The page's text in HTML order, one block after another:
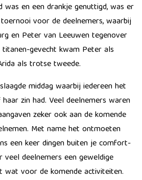
en een drankje genuttigd, was er
voor de deelnemers, waarbij
en Peter van Leeuwen tegenover
gevecht kwam Peter als
als trotse tweede.
middag waarbij iedereen het
zin had. Veel deelnemers waren
zeker ook aan de komende
Met name het ontmoeten
een keer dingen buiten je comfort-
deelnemers een geweldige
wat voor de komende activiteiten.